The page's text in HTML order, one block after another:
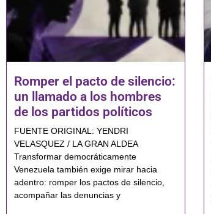
Romper el pacto de silencio:
un llamado a los hombres
de los partidos políticos
FUENTE ORIGINAL: YENDRI
VELASQUEZ / LA GRAN ALDEA
Transformar democráticamente
Venezuela también exige mirar hacia
adentro: romper los pactos de silencio,
acompañar las denuncias y